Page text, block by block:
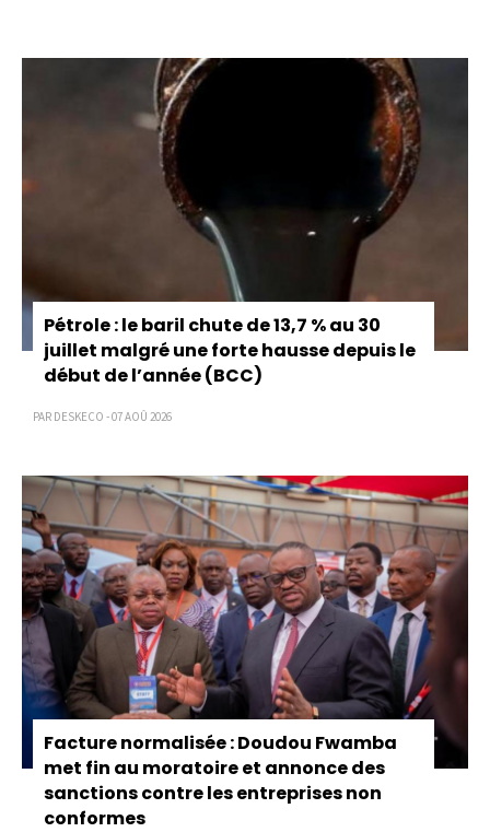
Pétrole : le baril chute de 13,7 % au 30
juillet malgré une forte hausse depuis le
début de l’année (BCC)
PAR DESKECO - 07 AOÛ 2026
Facture normalisée : Doudou Fwamba
met fin au moratoire et annonce des
sanctions contre les entreprises non
conformes
Pagination